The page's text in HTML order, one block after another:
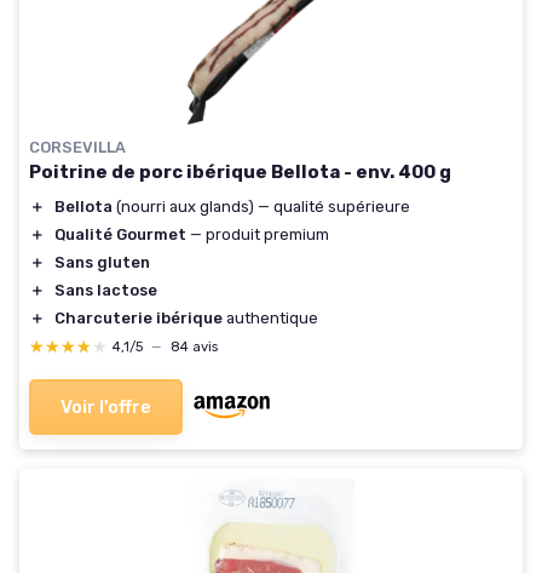
CORSEVILLA
Poitrine de porc ibérique Bellota - env. 400 g
＋ Bellota (nourri aux glands) — qualité supérieure
＋
Qualité Gourmet — produit premium
＋
Sans gluten
＋
Sans lactose
＋
Charcuterie ibérique authentique
★★★★★
★★★★★ 4,1/5 — 84 avis
Voir l'offre